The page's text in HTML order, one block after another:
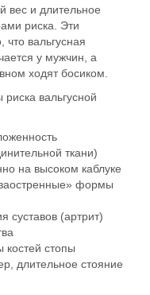
вес и длительное
риска. Эти
что вальгусная
у мужчин, а
ходят босиком.
вальгусной
ткани)
на высоком каблуке
формы
суставов (артрит)
стопы
длительное стояние